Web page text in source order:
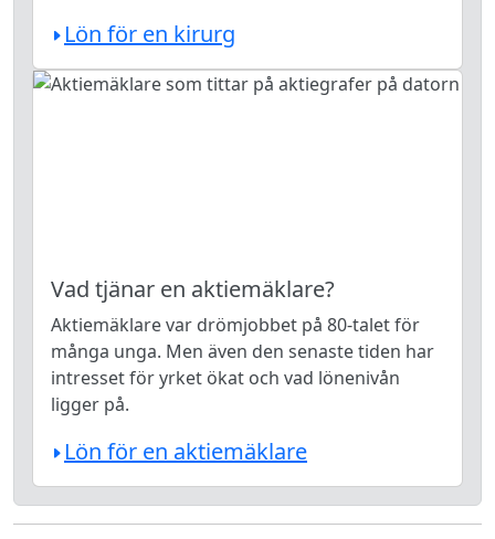
Lön för en kirurg
Vad tjänar en aktiemäklare?
Aktiemäklare var drömjobbet på 80-talet för
många unga. Men även den senaste tiden har
intresset för yrket ökat och vad lönenivån
ligger på.
Lön för en aktiemäklare